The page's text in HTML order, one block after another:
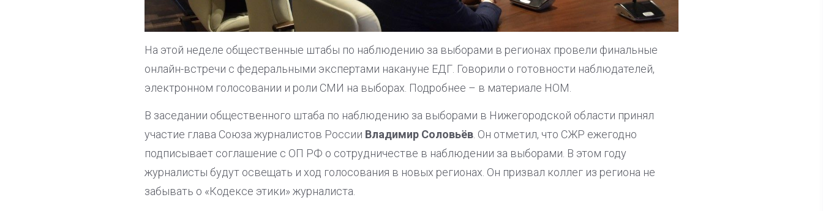
На этой неделе общественные штабы по наблюдению за выборами в регионах провели финальные
онлайн-встречи с федеральными экспертами накануне ЕДГ. Говорили о готовности наблюдателей,
электронном голосовании и роли СМИ на выборах. Подробнее – в материале НОМ.
В заседании общественного штаба по наблюдению за выборами в Нижегородской области принял
участие глава Союза журналистов России Владимир Соловьёв. Он отметил, что СЖР ежегодно
подписывает соглашение с ОП РФ о сотрудничестве в наблюдении за выборами. В этом году
журналисты будут освещать и ход голосования в новых регионах. Он призвал коллег из региона не
забывать о «Кодексе этики» журналиста.